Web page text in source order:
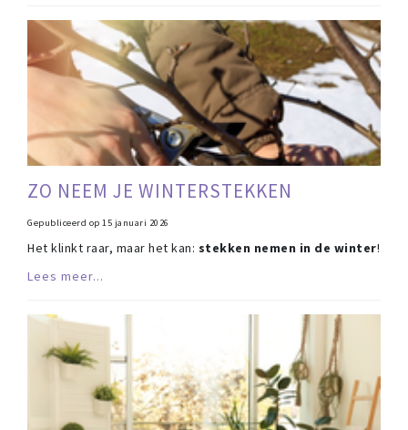
ZO NEEM JE WINTERSTEKKEN
Gepubliceerd op 15 januari 2026
Het klinkt raar, maar het kan: stekken nemen in de winter!
Lees meer...